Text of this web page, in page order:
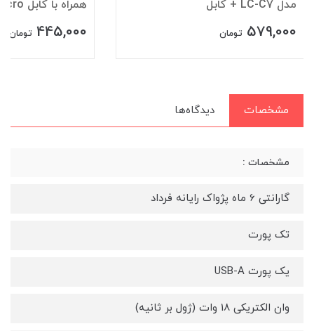
مدل LC-C7 + کابل
579,000 تومان
همراه با کابل micro
445,000 تومان
مشخصات دیدگاه‌ها
مشخصات :
گارانتی 6 ماه پژواک رایانه فرداد
تک پورت
یک پورت USB-A
وان الکتریکی 18 وات (ژول بر ثانیه)